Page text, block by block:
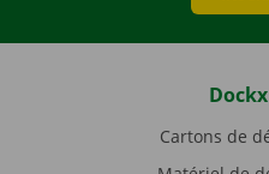
Cartons de